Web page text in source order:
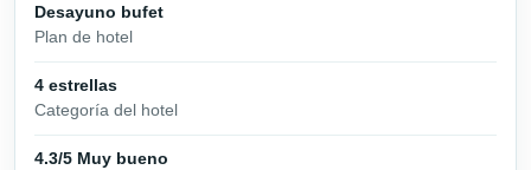
Desayuno bufet
Plan de hotel
4 estrellas
Categoría del hotel
4.3/5 Muy bueno